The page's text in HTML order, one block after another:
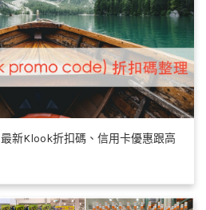
新Klook折扣碼、信用卡優惠跟高